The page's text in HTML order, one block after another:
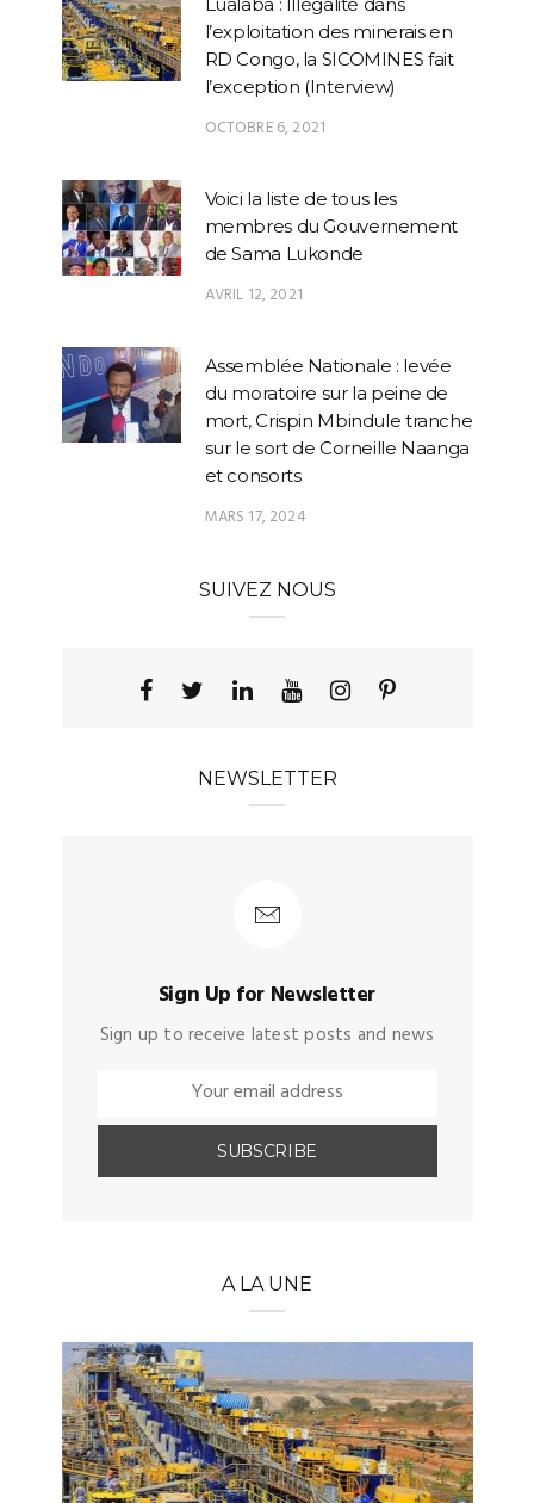
l’exploitation des minerais en
RD Congo, la SICOMINES fait
l’exception (Interview)
OCTOBRE 6, 2021
Voici la liste de tous les
membres du Gouvernement
de Sama Lukonde
AVRIL 12, 2021
Assemblée Nationale : levée
du moratoire sur la peine de
mort, Crispin Mbindule tranche
sur le sort de Corneille Naanga
et consorts
MARS 17, 2024
SUIVEZ NOUS
NEWSLETTER
Sign Up for Newsletter
Sign up to receive latest posts and news
A LA UNE